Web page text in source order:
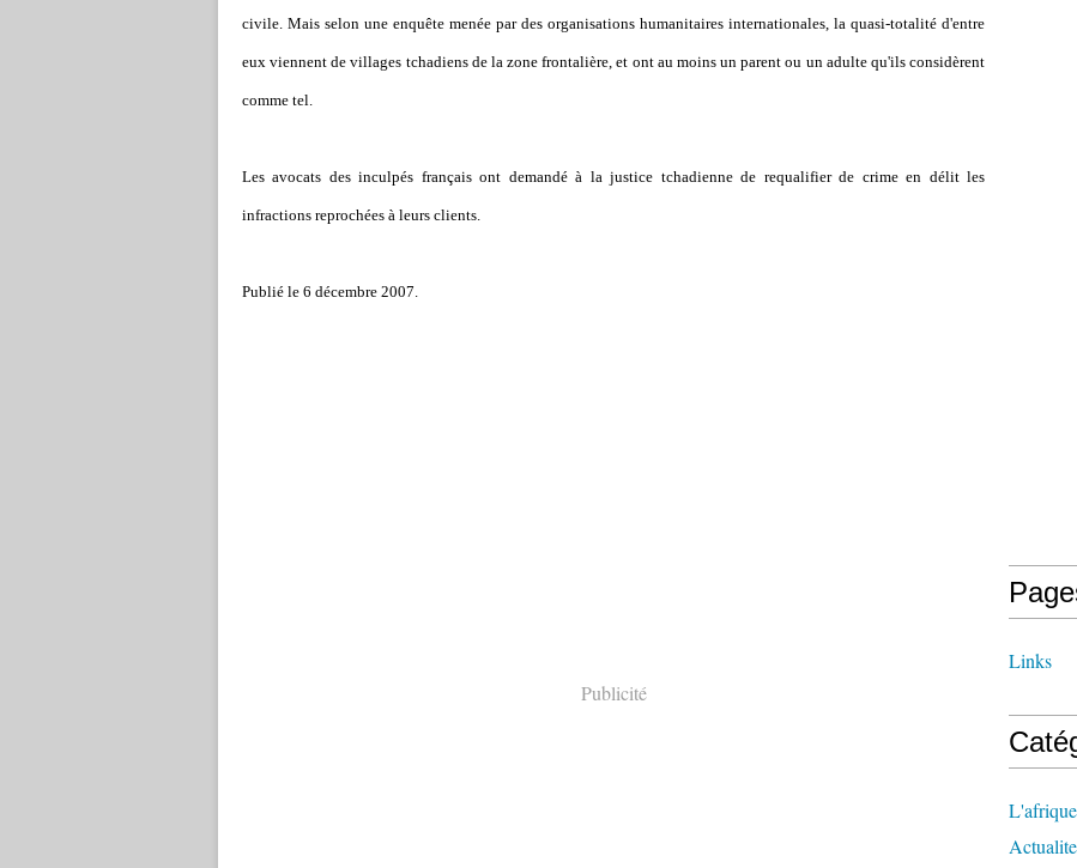
civile. Mais selon une enquête menée par des organisations humanitaires internationales, la quasi-totalité d'entre
eux viennent de villages tchadiens de la zone frontalière, et ont au moins un parent ou un adulte qu'ils considèrent
comme tel.
Les avocats des inculpés français ont demandé à la justice tchadienne de requalifier de crime en délit les
infractions reprochées à leurs clients.
Publié le 6 décembre 2007.
Publicité
Links
L'afrique